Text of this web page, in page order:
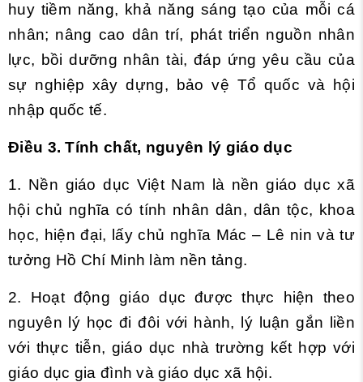
huy tiềm năng, khả năng sáng tạo của mỗi cá
nhân; nâng cao dân trí, phát triển nguồn nhân
lực, bồi dưỡng nhân tài, đáp ứng yêu cầu của
sự nghiệp xây dựng, bảo vệ Tổ quốc và hội
nhập quốc tế.
Điều 3. Tính chất, nguyên lý giáo dục
1. Nền giáo dục Việt Nam là nền giáo dục xã
hội chủ nghĩa có tính nhân dân, dân tộc, khoa
học, hiện đại, lấy chủ nghĩa Mác – Lê nin và tư
tưởng Hồ Chí Minh làm nền tảng.
2. Hoạt động giáo dục được thực hiện theo
nguyên lý học đi đôi với hành, lý luận gắn liền
với thực tiễn, giáo dục nhà trường kết hợp với
giáo dục gia đình và giáo dục xã hội.